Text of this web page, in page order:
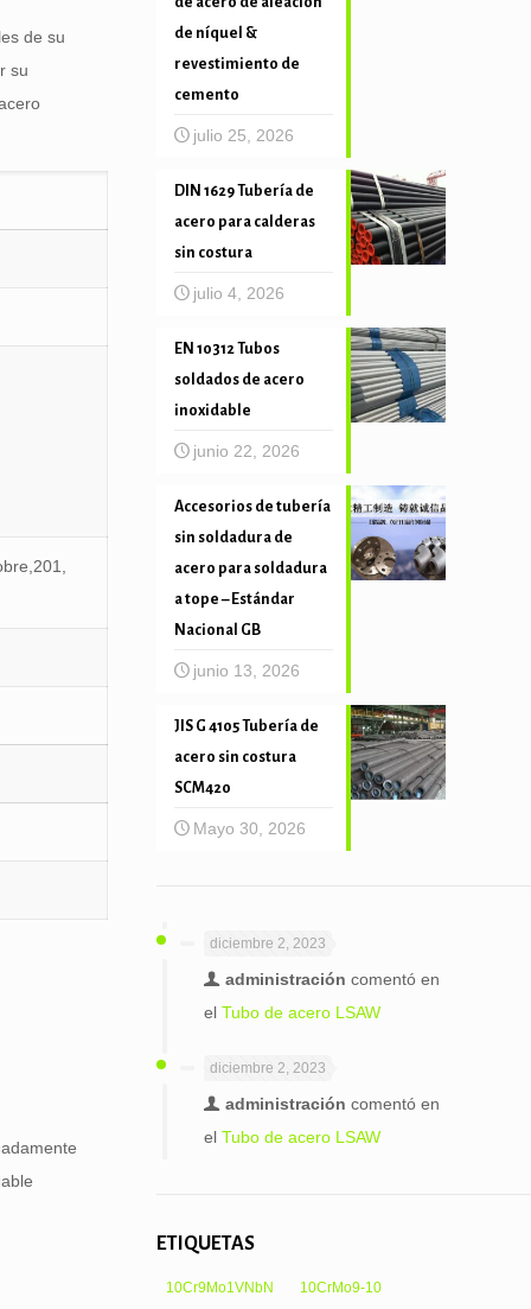
de su
su
de níquel &
revestimiento de
cemento
julio 25, 2026
DIN 1629 Tubería de
acero para calderas
sin costura
julio 4, 2026
EN 10312 Tubos
soldados de acero
inoxidable
junio 22, 2026
Accesorios de tubería
sin soldadura de
acero para soldadura
a tope – Estándar
Nacional GB
junio 13, 2026
JIS G 4105 Tubería de
acero sin costura
SCM420
Mayo 30, 2026
diciembre 2, 2023
administración comentó en
el Tubo de acero LSAW
diciembre 2, 2023
administración comentó en
el Tubo de acero LSAW
ETIQUETAS
10Cr9Mo1VNbN 10CrMo9-10